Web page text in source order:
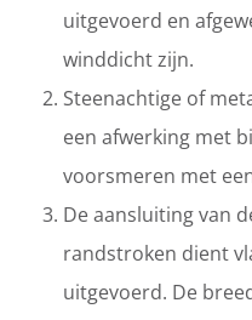
uitgevoerd en
winddicht zijn.
Steenachtige of
een afwerking met
voorsmeren met
De aansluiting van
randstroken dient
uitgevoerd. De